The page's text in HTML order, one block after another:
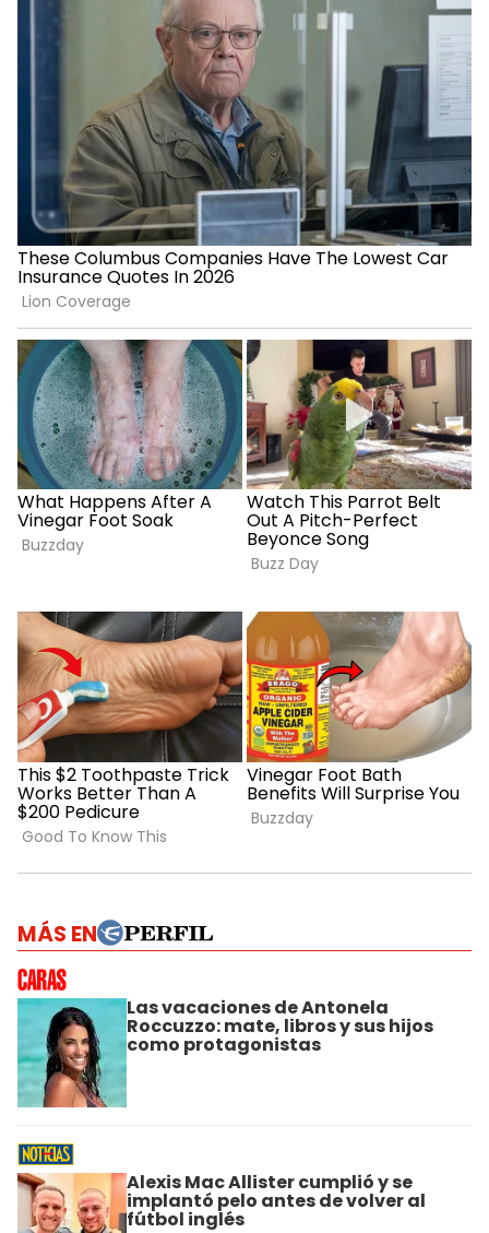
MÁS EN
Las vacaciones de Antonela
Roccuzzo: mate, libros y sus hijos
como protagonistas
Alexis Mac Allister cumplió y se
implantó pelo antes de volver al
fútbol inglés